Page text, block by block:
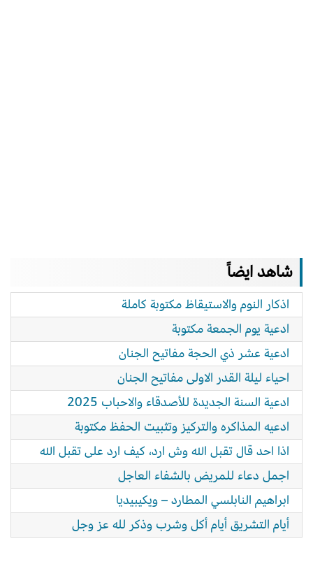
شاهد ايضاً
اذكار النوم والاستيقاظ مكتوبة كاملة
ادعية يوم الجمعة مكتوبة
ادعية عشر ذي الحجة مفاتيح الجنان
احياء ليلة القدر الاولى مفاتيح الجنان
ادعية السنة الجديدة للأصدقاء والاحباب 2025
ادعيه المذاكره والتركيز وتثبيت الحفظ مكتوبة
اذا احد قال تقبل الله وش ارد، كيف ارد على تقبل الله
اجمل دعاء للمريض بالشفاء العاجل
ابراهيم النابلسي المطارد – ويكيبيديا
أيام التشريق أيام أكل وشرب وذكر لله عز وجل